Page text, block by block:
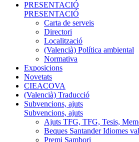
PRESENTACIÓ
PRESENTACIÓ
Carta de serveis
Directori
Localització
(Valencià) Política ambiental
Normativa
Exposicions
Novetats
CIEACOVA
(Valencià) Traducció
Subvencions, ajuts
Subvencions, ajuts
Ajuts TFG, TFG, Tesis,
Beques Santander Idiomes
Premi Sambori